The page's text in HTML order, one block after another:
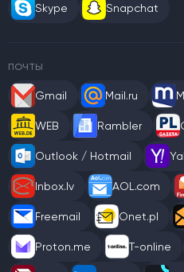
Skype Snapchat
ПОЧТЫ
Gmail Mail.ru
WEB Rambler
Outlook / Hotmail
Inbox.lv AOL.com
Freemail Onet.pl
Proton.me T-online